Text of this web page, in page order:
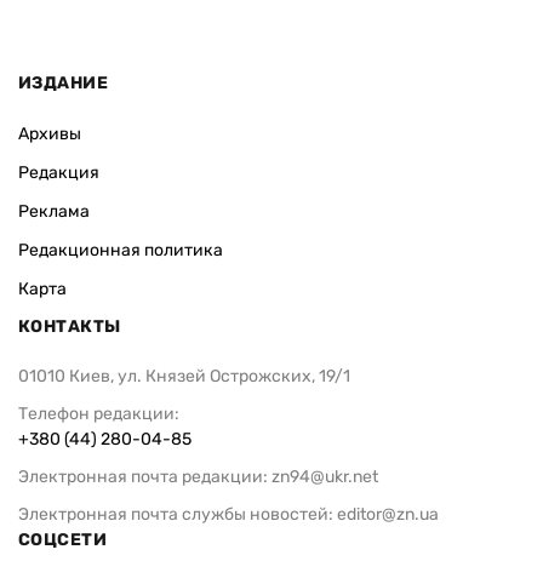
ИЗДАНИЕ
Архивы
Редакция
Реклама
Редакционная политика
Карта
КОНТАКТЫ
01010 Киев, ул. Князей Острожских, 19/1
Телефон редакции:
+380 (44) 280-04-85
Электронная почта редакции: zn94@ukr.net
Электронная почта службы новостей: editor@zn.ua
СОЦСЕТИ